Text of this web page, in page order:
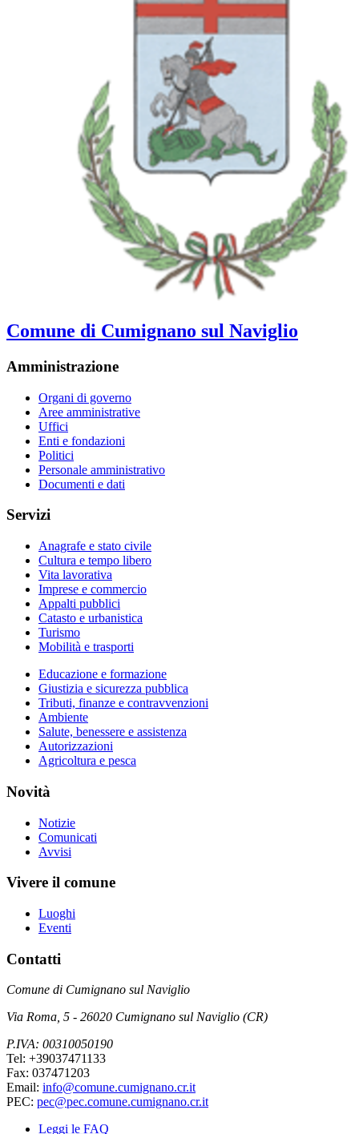
Comune di Cumignano sul Naviglio
Amministrazione
Organi di governo
Aree amministrative
Uffici
Enti e fondazioni
Politici
Personale amministrativo
Documenti e dati
Servizi
Anagrafe e stato civile
Cultura e tempo libero
Vita lavorativa
Imprese e commercio
Appalti pubblici
Catasto e urbanistica
Turismo
Mobilità e trasporti
Educazione e formazione
Giustizia e sicurezza pubblica
Tributi, finanze e contravvenzioni
Ambiente
Salute, benessere e assistenza
Autorizzazioni
Agricoltura e pesca
Novità
Notizie
Comunicati
Avvisi
Vivere il comune
Luoghi
Eventi
Contatti
Comune di Cumignano sul Naviglio
Via Roma, 5 - 26020 Cumignano sul Naviglio (CR)
P.IVA: 00310050190
Tel: +39037471133
Fax: 037471203
Email: info@comune.cumignano.cr.it
PEC: pec@pec.comune.cumignano.cr.it
Leggi le FAQ